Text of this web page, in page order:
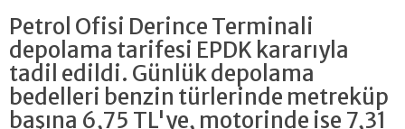
Petrol Ofisi Derince Terminali
depolama tarifesi EPDK kararıyla
tadil edildi. Günlük depolama
bedelleri benzin türlerinde metreküp
başına 6,75 TL'ye, motorinde ise 7,31